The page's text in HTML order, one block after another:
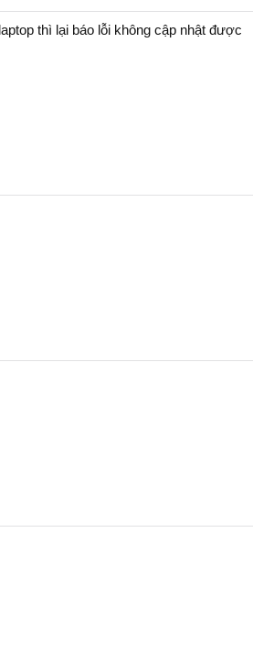
thì lại báo lỗi không cập nhật được